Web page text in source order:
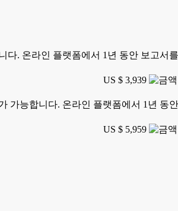
다. 온라인 플랫폼에서 1년 동안 보고서
US $ 3,939
가능합니다. 온라인 플랫폼에서 1년 동
US $ 5,959